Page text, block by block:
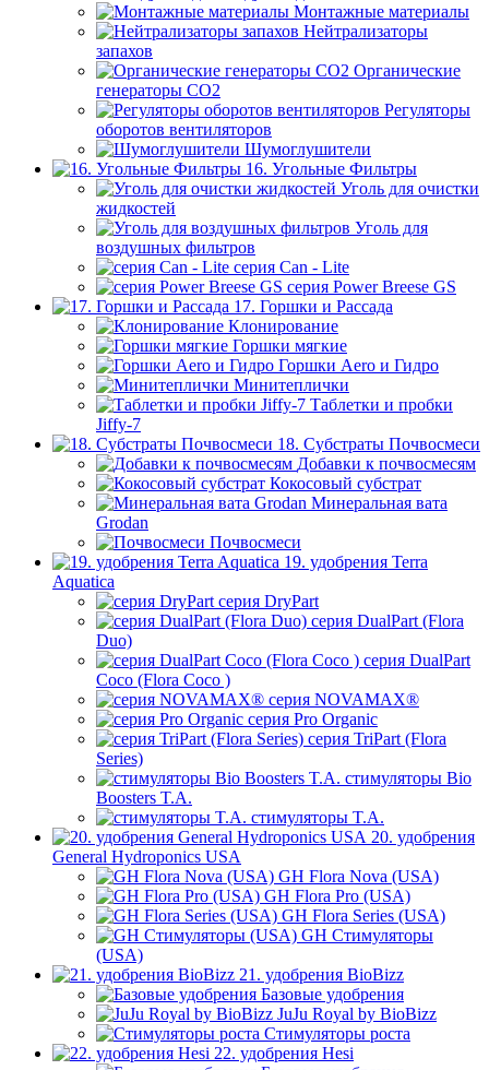
Монтажные материалы
Нейтрализаторы
запахов
Органические
генераторы СО2
Регуляторы
оборотов вентиляторов
Шумоглушители
16. Угольные Фильтры
Уголь для очистки
жидкостей
Уголь для
воздушных фильтров
серия Can - Lite
серия Power Breese GS
17. Горшки и Рассада
Клонирование
Горшки мягкие
Горшки Aero и Гидро
Минитеплички
Таблетки и пробки
Jiffy-7
18. Субстраты Почвосмеси
Добавки к почвосмесям
Кокосовый субстрат
Минеральная вата
Grodan
Почвосмеси
19. удобрения Terra
Aquatica
серия DryPart
серия DualPart (Flora
Duo)
серия DualPart
Coco (Flora Coco )
серия NOVAMAX®
серия Pro Organic
серия TriPart (Flora
Series)
стимуляторы Bio
Boosters T.A.
стимуляторы T.A.
20. удобрения
General Hydroponics USA
GH Flora Nova (USA)
GH Flora Pro (USA)
GH Flora Series (USA)
GH Стимуляторы
(USA)
21. удобрения BioBizz
Базовые удобрения
JuJu Royal by BioBizz
Стимуляторы роста
22. удобрения Hesi